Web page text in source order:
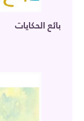
بائع الحكايات